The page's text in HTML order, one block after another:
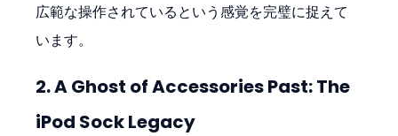
広範な操作されているという感覚を完璧に捉えて
います。
2. A Ghost of Accessories Past: The
iPod Sock Legacy